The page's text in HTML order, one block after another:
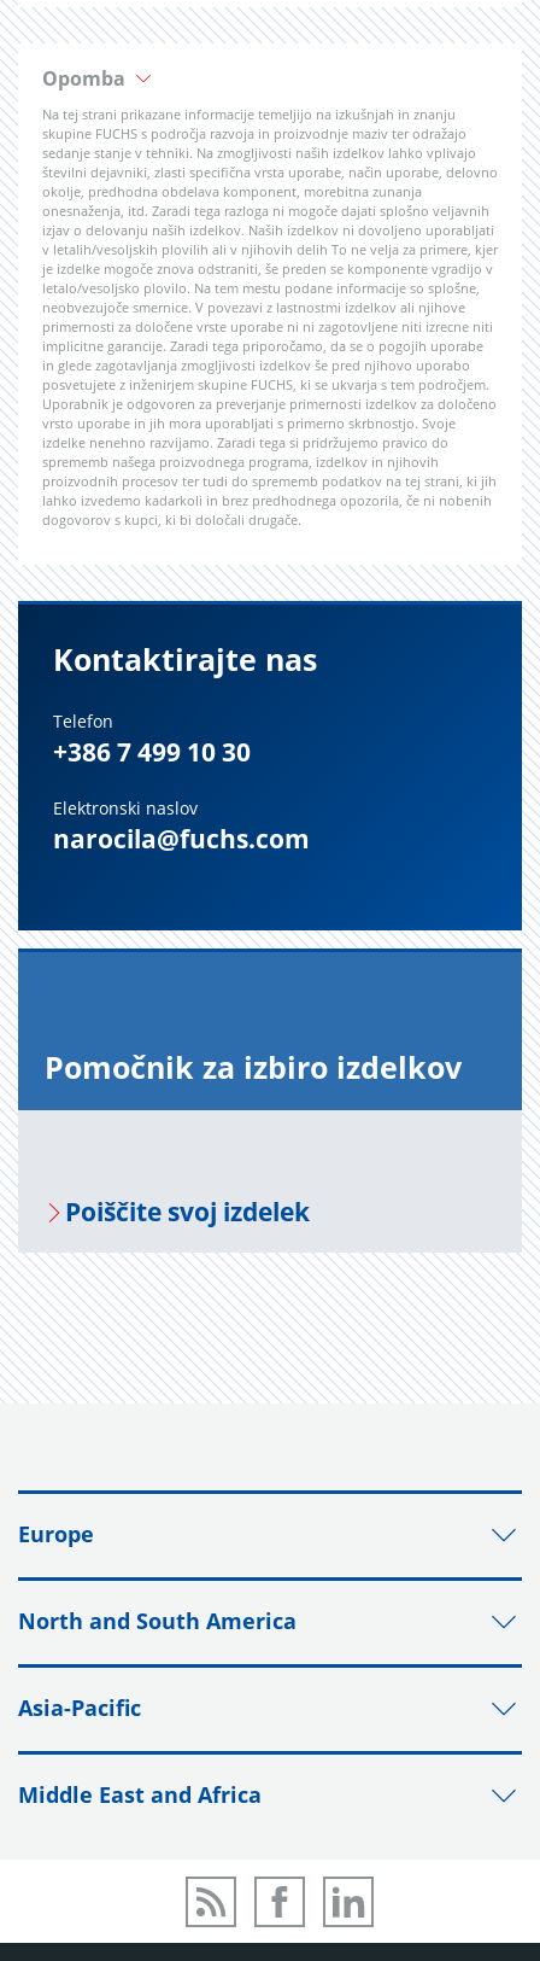
Opomba
Na tej strani prikazane informacije temeljijo na izkušnjah in znanju
skupine FUCHS s področja razvoja in proizvodnje maziv ter odražajo
sedanje stanje v tehniki. Na zmogljivosti naših izdelkov lahko vplivajo
številni dejavniki, zlasti specifična vrsta uporabe, način uporabe, delovno
okolje, predhodna obdelava komponent, morebitna zunanja
onesnaženja, itd. Zaradi tega razloga ni mogoče dajati splošno veljavnih
izjav o delovanju naših izdelkov. Naših izdelkov ni dovoljeno uporabljati
v letalih/vesoljskih plovilih ali v njihovih delih To ne velja za primere, kjer
je izdelke mogoče znova odstraniti, še preden se komponente vgradijo v
letalo/vesoljsko plovilo. Na tem mestu podane informacije so splošne,
neobvezujoče smernice. V povezavi z lastnostmi izdelkov ali njihove
primernosti za določene vrste uporabe ni ni zagotovljene niti izrecne niti
implicitne garancije. Zaradi tega priporočamo, da se o pogojih uporabe
in glede zagotavljanja zmogljivosti izdelkov še pred njihovo uporabo
posvetujete z inženirjem skupine FUCHS, ki se ukvarja s tem področjem.
Uporabnik je odgovoren za preverjanje primernosti izdelkov za določeno
vrsto uporabe in jih mora uporabljati s primerno skrbnostjo. Svoje
izdelke nenehno razvijamo. Zaradi tega si pridržujemo pravico do
sprememb našega proizvodnega programa, izdelkov in njihovih
proizvodnih procesov ter tudi do sprememb podatkov na tej strani, ki jih
lahko izvedemo kadarkoli in brez predhodnega opozorila, če ni nobenih
dogovorov s kupci, ki bi določali drugače.
Kontaktirajte nas
Telefon
+386 7 499 10 30
Elektronski naslov
narocila@fuchs.com
Po­moč­nik za iz­bi­ro iz­del­kov
Po­i­šči­te svoj iz­de­lek
Europe
North and South America
Asia-Pacific
Middle East and Africa